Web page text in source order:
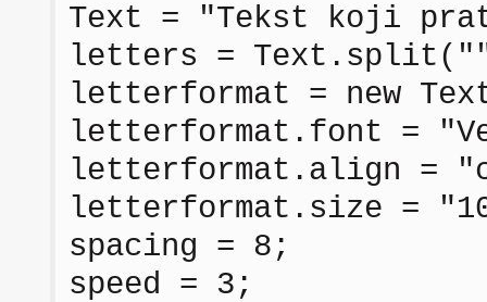
Text = "Tekst koji
letters =
letterformat = new
letterformat.font =
letterformat.align =
letterformat.size =
spacing = 8;
speed = 3;